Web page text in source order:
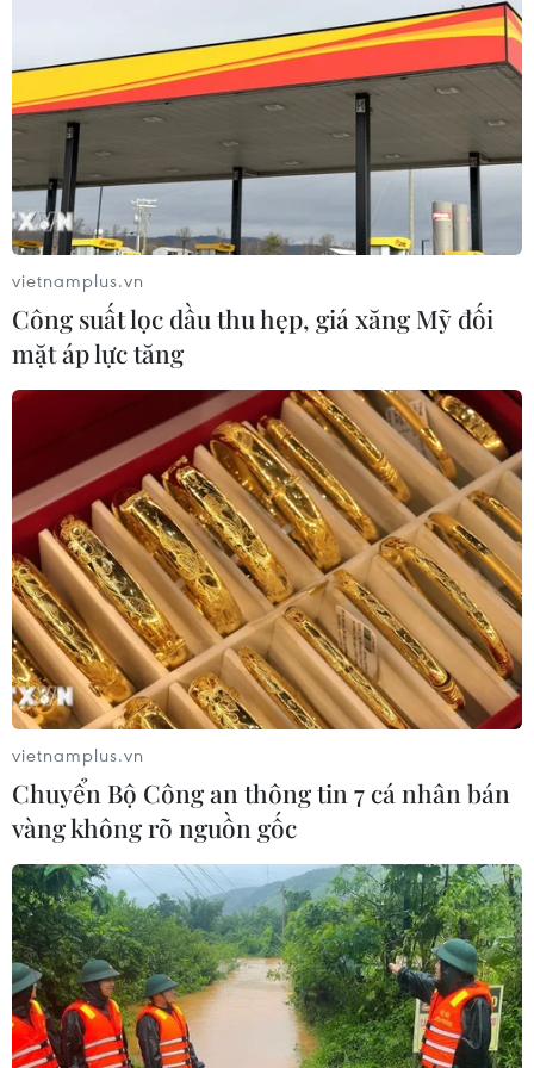
Sửa Luật Trưng mua, trưng dụng tài
sản giải quyết vướng mắc trên thực
tiễn
04/08/2026 13:10
Xem thêm
CƠ QUAN CHỦ QUẢN: THÔNG TẤN XÃ VIỆT NAM
Tổng Biên tập: TRẦN TIẾN DUẨN
Phó Tổng Biên tập: NGUYỄN THỊ TÁM, KHÚC THANH
THỦY
Sở hữu trí tuệ
Quy định sử dụng
RSS
Hỗ trợ
Ngôn ngữ
TTXVN
Dịch vụ tin
Quảng cáo
Liên hệ
Giấy phép số: 1374/GP-BTTTT do Bộ Thông tin và Truyền thông
cấp ngày 11/9/2008.
Quảng cáo: Phó TBT Nguyễn Thị Tám: 093.5958688, Email:
tamvna@gmail.com
Điện thoại: (024) 39411349 - (024) 39411348, Fax: (024)
39411348
vietnamplus.vn
Công suất lọc dầu thu hẹp, giá xăng Mỹ đối
mặt áp lực tăng
vietnamplus.vn
Chuyển Bộ Công an thông tin 7 cá nhân bán
vàng không rõ nguồn gốc